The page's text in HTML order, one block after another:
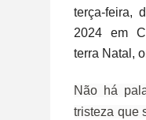
terça-feira,
2024 em
terra Natal,
Não há
tristeza que